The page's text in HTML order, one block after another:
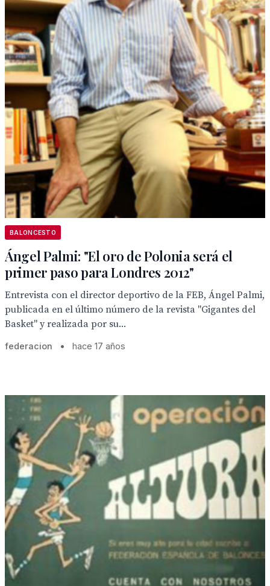
BALONCESTO
Ángel Palmi: "El oro de Polonia será el
primer paso para Londres 2012"
Entrevista con el director deportivo de la FEB, Ángel Palmi,
publicada en el último número de la revista "Gigantes del
Basket" y realizada por su...
federacion • hace 17 años